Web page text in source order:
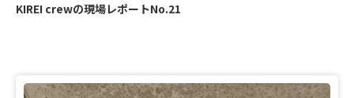
KIREI crewの現場レポートNo.21